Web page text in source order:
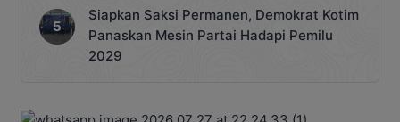
Siapkan Saksi Permanen, Demokrat Kotim
Panaskan Mesin Partai Hadapi Pemilu
2029